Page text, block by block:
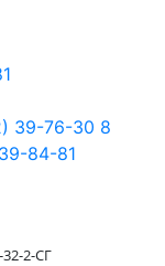
39-76-30 8
84-81
2-СГ